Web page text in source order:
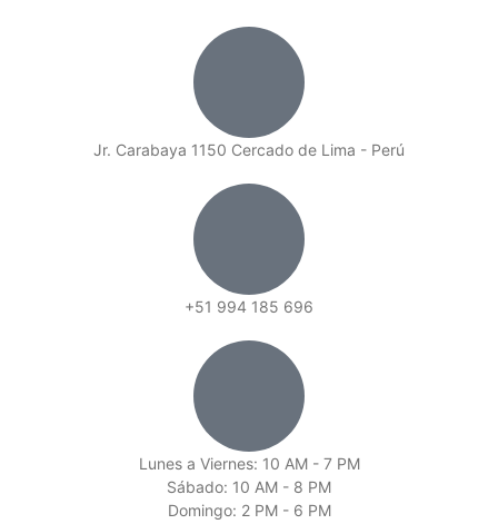
Jr. Carabaya 1150 Cercado de Lima - Perú
+51 994 185 696
Lunes a Viernes: 10 AM - 7 PM
Sábado: 10 AM - 8 PM
Domingo: 2 PM - 6 PM